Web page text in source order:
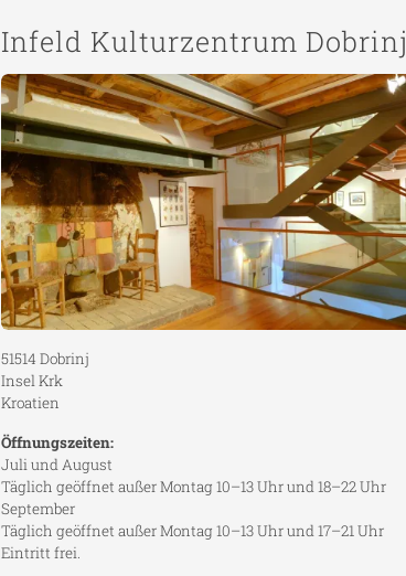
Infeld Kulturzentrum Dobrinj
51514 Dobrinj
Insel Krk
Kroatien
Öffnungszeiten:
Juli und August
Täglich geöffnet außer Montag 10–13 Uhr und 18–22 Uhr
September
Täglich geöffnet außer Montag 10–13 Uhr und 17–21 Uhr
Eintritt frei.